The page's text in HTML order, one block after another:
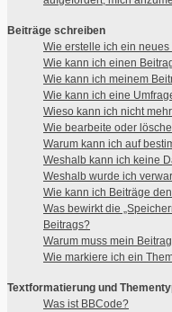
Beiträge schreiben
Wie erstelle ich ein
Wie kann ich einen
Wie kann ich meinem
Wie kann ich eine
Wieso kann ich nicht
Wie bearbeite oder
Warum kann ich auf
Weshalb kann ich keine
Weshalb wurde ich
Wie kann ich Beiträge
Was bewirkt die
Beitrags?
Warum muss mein
Wie markiere ich ein
Textformatierung und
Was ist BBCode?